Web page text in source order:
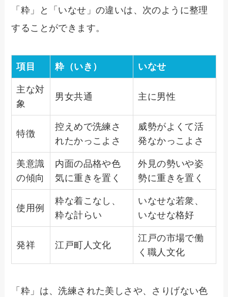
「粋」と「いなせ」の違いは、次のように整理
することができます。
項目 粋（いき） いなせ
主な対
象
男女共通 主に男性
特徴
控えめで洗練さ
れたかっこよさ
威勢がよくて活
発なかっこよさ
美意識
の傾向
内面の品格や色
気に重きを置く
外見の勢いや姿
勢に重きを置く
使用例
粋な着こなし、
粋な計らい
いなせな若衆、
いなせな格好
発祥 江戸町人文化
江戸の市場で働
く職人文化
「粋」は、洗練された美しさや、さりげない色